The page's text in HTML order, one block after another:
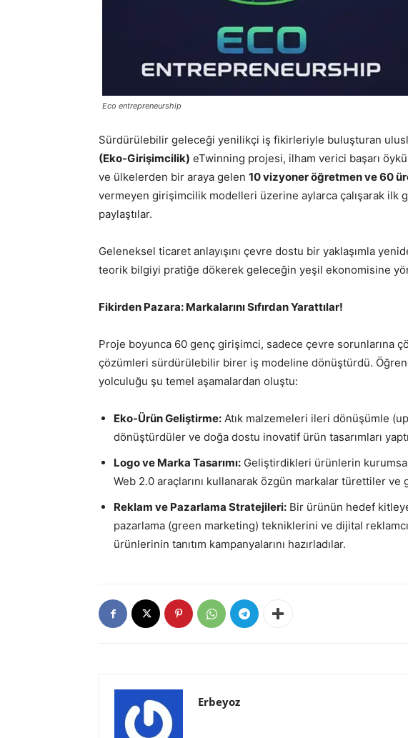
Eco entrepreneurship
Sürdürülebilir geleceği yenilikçi iş fikirleriyle buluşturan
(Eko-Girişimcilik) eTwinning projesi, ilham verici başarı
ve ülkelerden bir araya gelen 10 vizyoner öğretmen ve 60
vermeyen girişimcilik modelleri üzerine aylarca çalışarak ilk
paylaştılar.
Geleneksel ticaret anlayışını çevre dostu bir yaklaşımla
teorik bilgiyi pratiğe dökerek geleceğin yeşil ekonomisine
Fikirden Pazara: Markalarını Sıfırdan Yarattılar!
Proje boyunca 60 genç girişimci, sadece çevre sorunlarına
çözümleri sürdürülebilir birer iş modeline dönüştürdü.
yolculuğu şu temel aşamalardan oluştu:
Eko-Ürün Geliştirme: Atık malzemeleri ileri dönüşümle
dönüştürdüler ve doğa dostu inovatif ürün tasarımları
Logo ve Marka Tasarımı: Geliştirdikleri ürünlerin
Web 2.0 araçlarını kullanarak özgün markalar türettiler ve
Reklam ve Pazarlama Stratejileri: Bir ürünün hedef kitleye
pazarlama (green marketing) tekniklerini ve dijital
ürünlerinin tanıtım kampanyalarını hazırladılar.
Erbeyoz